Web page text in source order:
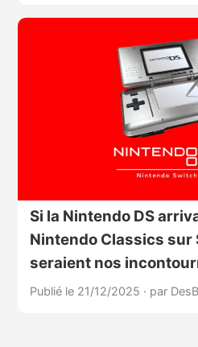
Si la Nintendo DS
Nintendo Classics sur
seraient nos
Publié le 21/12/2025 · par